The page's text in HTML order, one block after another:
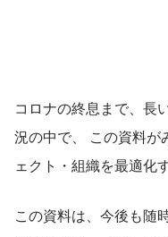
コロナの終息まで、長
況の中で、 この資料が
ェクト・組織を最適化
この資料は、今後も随